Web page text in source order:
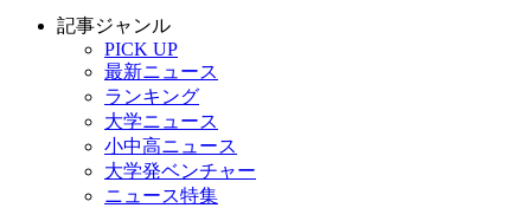
記事ジャンル
PICK UP
最新ニュース
ランキング
大学ニュース
小中高ニュース
大学発ベンチャー
ニュース特集